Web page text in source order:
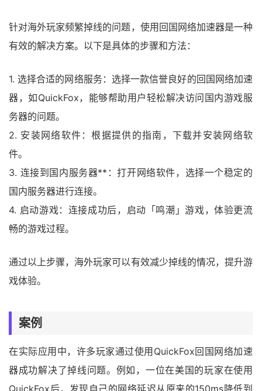
针对海外玩家频繁掉线的问题，使用回国网络加速器是一种
有效的解决方案。以下是具体的步骤和方法：
1. 选择合适的网络服务：选择一款信誉良好的回国网络加速
器，如QuickFox，能够帮助用户轻松解决访问国内游戏服
务器的问题。
2. 安装网络软件：根据提供的指南，下载并安装网络软
件。
3. 连接到国内服务器**：打开网络软件，选择一个稳定的
国内服务器进行连接。
4. 启动游戏：连接成功后，启动「鸣潮」游戏，体验更流
畅的游戏过程。
通过以上步骤，海外玩家可以有效减少掉线的情况，提升游
戏体验。
案例
在实际应用中，许多玩家通过使用QuickFox回国网络加速
器成功解决了掉线问题。例如，一位在美国的玩家在使用
QuickFox后，发现自己的网络延迟从原来的150ms降低到